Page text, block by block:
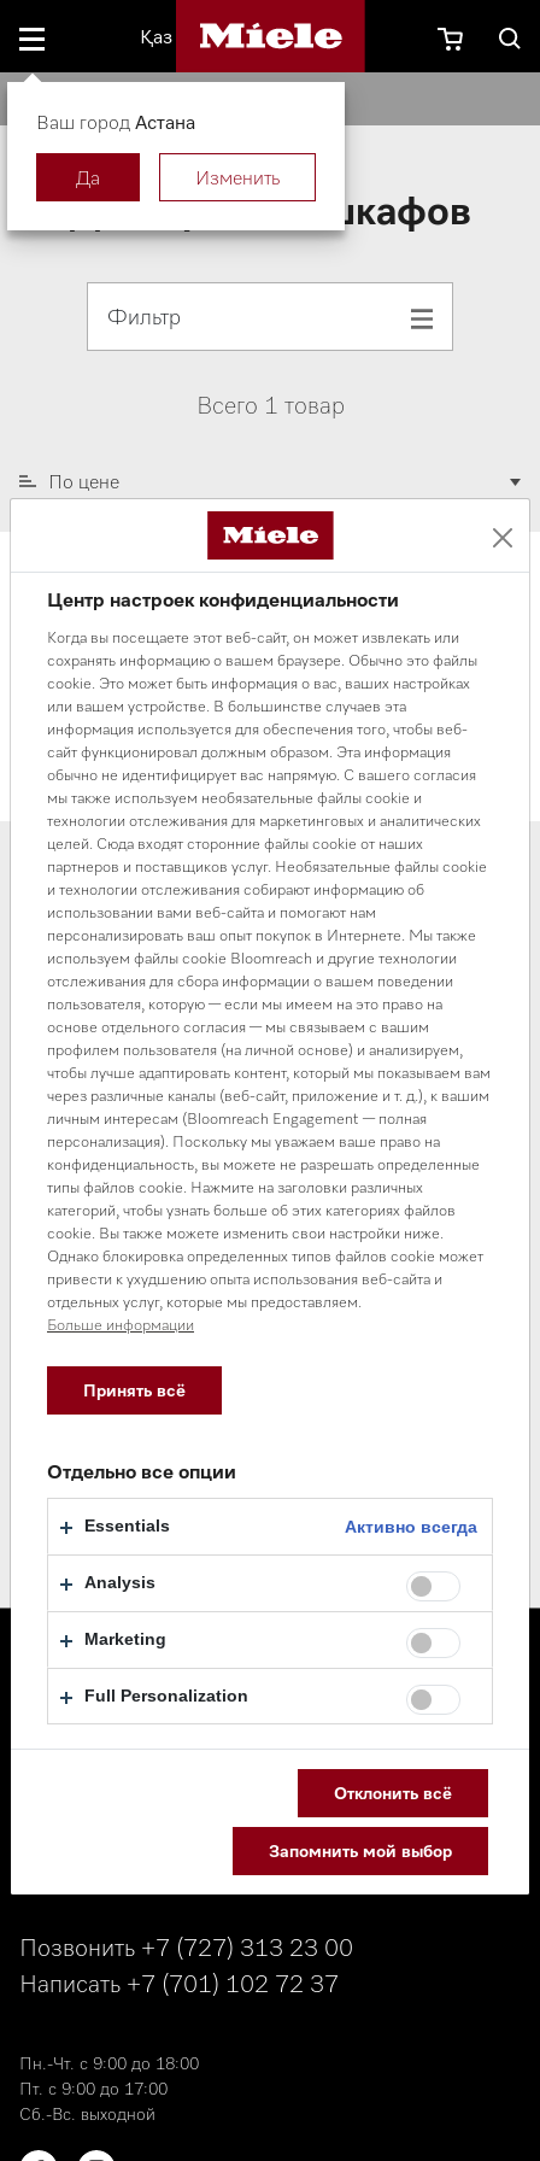
Қаз
Для духовых шкафов
Фильтр
Всего 1 товар
По цене
Таблетки для удаления накипи
14 000 ₸
В наличии
В корзину
Центр настроек конфиденциальности
Когда вы посещаете этот веб-сайт, он может извлекать или
сохранять информацию о вашем браузере. Обычно это файлы
cookie. Это может быть информация о вас, ваших настройках
или вашем устройстве. В большинстве случаев эта
информация используется для обеспечения того, чтобы веб-
сайт функционировал должным образом. Эта информация
обычно не идентифицирует вас напрямую. С вашего согласия
мы также используем необязательные файлы cookie и
технологии отслеживания для маркетинговых и аналитических
целей. Сюда входят сторонние файлы cookie от наших
партнеров и поставщиков услуг. Необязательные файлы cookie
и технологии отслеживания собирают информацию об
использовании вами веб-сайта и помогают нам
персонализировать ваш опыт покупок в Интернете. Мы также
используем файлы cookie Bloomreach и другие технологии
отслеживания для сбора информации о вашем поведении
пользователя, которую — если мы имеем на это право на
основе отдельного согласия — мы связываем с вашим
профилем пользователя (на личной основе) и анализируем,
чтобы лучше адаптировать контент, который мы показываем вам
через различные каналы (веб-сайт, приложение и т. д.), к вашим
личным интересам (Bloomreach Engagement — полная
персонализация). Поскольку мы уважаем ваше право на
конфиденциальность, вы можете не разрешать определенные
типы файлов cookie. Нажмите на заголовки различных
категорий, чтобы узнать больше об этих категориях файлов
cookie. Вы также можете изменить свои настройки ниже.
Однако блокировка определенных типов файлов cookie может
привести к ухудшению опыта использования веб-сайта и
отдельных услуг, которые мы предоставляем.
Больше информации
Принять всё
Отдельно все опции
Essentials Активно всегда
Analysis
Marketing
Full Personalization
Отклонить всё
Запомнить мой выбор
Каталог
Позвонить +7 (727) 313 23 00
Написать +7 (701) 102 72 37
Пн.-Чт. с 9:00 до 18:00
Пт. с 9:00 до 17:00
Сб.-Вс. выходной
Ваш город Астана
Да Изменить